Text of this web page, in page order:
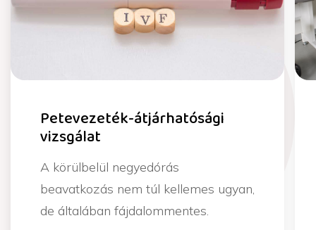
Petevezeték-átjárhatósági
vizsgálat
A körülbelül negyedórás
beavatkozás nem túl kellemes ugyan,
de általában fájdalommentes.